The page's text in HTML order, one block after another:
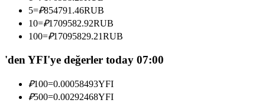
Kopya Tüccarı Olun
Kâr paylaşımı ve kopya ticaret komisyonlarının tadını çıkarın
5=₽854791.46RUB
10=₽1709582.92RUB
100=₽17095829.21RUB
'den YFI'ye değerler today 07:00
₽100=0.00058493YFI
₽500=0.00292468YFI